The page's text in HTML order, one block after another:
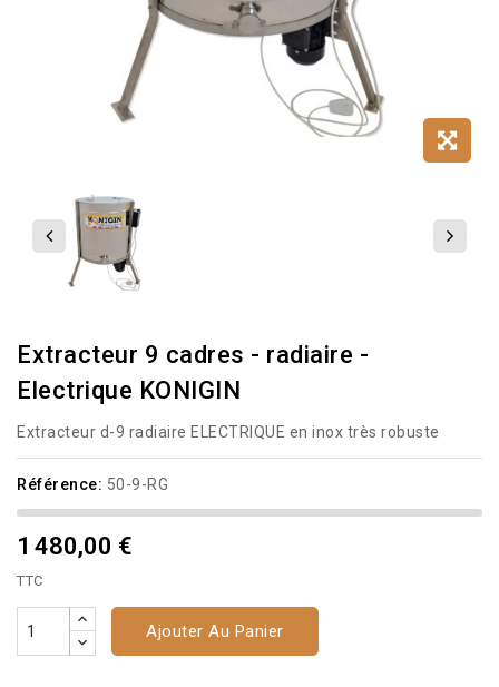
Extracteur 9 cadres - radiaire -
Electrique KONIGIN
Extracteur d-9 radiaire ELECTRIQUE en inox très robuste
Référence: 50-9-RG
1 480,00 €
TTC
Ajouter Au Panier